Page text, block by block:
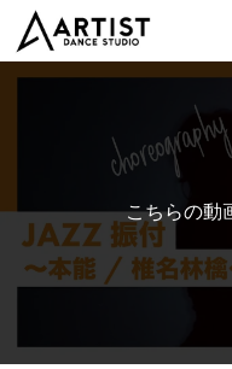
こちらの動